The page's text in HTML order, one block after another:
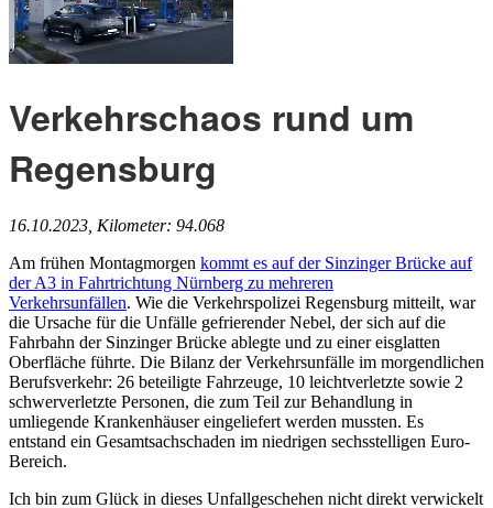
Verkehrschaos rund um
Regensburg
16.10.2023, Kilometer: 94.068
Am frühen Montagmorgen kommt es auf der Sinzinger Brücke auf
der A3 in Fahrtrichtung Nürnberg zu mehreren
Verkehrsunfällen. Wie die Verkehrspolizei Regensburg mitteilt, war
die Ursache für die Unfälle gefrierender Nebel, der sich auf die
Fahrbahn der Sinzinger Brücke ablegte und zu einer eisglatten
Oberfläche führte. Die Bilanz der Verkehrsunfälle im morgendlichen
Berufsverkehr: 26 beteiligte Fahrzeuge, 10 leichtverletzte sowie 2
schwerverletzte Personen, die zum Teil zur Behandlung in
umliegende Krankenhäuser eingeliefert werden mussten. Es
entstand ein Gesamtsachschaden im niedrigen sechsstelligen Euro-
Bereich.
Ich bin zum Glück in dieses Unfallgeschehen nicht direkt verwickelt